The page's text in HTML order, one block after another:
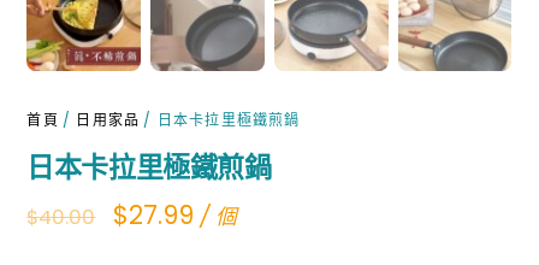
首頁 / 日用家品 / 日本卡拉里極鐵煎鍋
日本卡拉里極鐵煎鍋
$40.00
Original
$27.99Current
/ 個